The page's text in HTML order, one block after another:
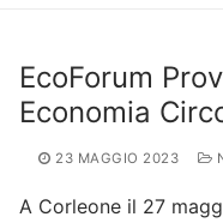
EcoForum
Economia
23 MAGGIO 2023
A Corleone il 27